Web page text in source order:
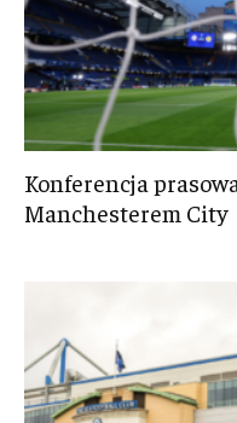
Konferencja
Manchesterem City